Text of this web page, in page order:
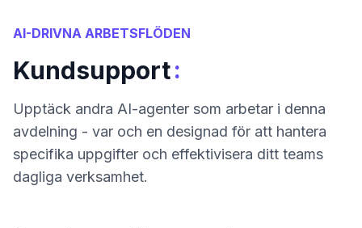
AI-DRIVNA ARBETSFLÖDEN
Kundsupport:
Upptäck andra AI-agenter som arbetar i denna
avdelning - var och en designad för att hantera
specifika uppgifter och effektivisera ditt teams
dagliga verksamhet.